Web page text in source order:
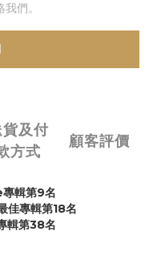
們。
及付
方式
顧客評價
輯第9名
專輯第18名
輯第38名